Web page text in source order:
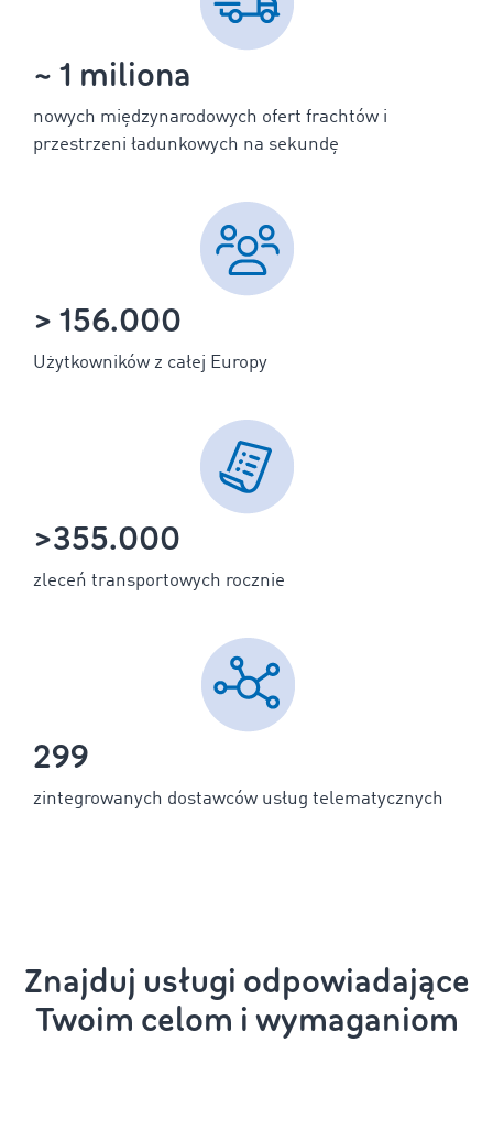
~ 1 miliona
nowych międzynarodowych ofert frachtów i
przestrzeni ładunkowych na sekundę
> 156.000
Użytkowników z całej Europy
>355.000
zleceń transportowych rocznie
299
zintegrowanych dostawców usług telematycznych
Znajduj usługi odpowiadające
Twoim celom i wymaganiom